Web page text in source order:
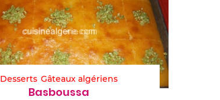
Desserts Gâteaux algériens
Basboussa